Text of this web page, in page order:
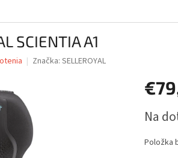
SCIENTIA A1
Značka: SELLEROYAL
cena:
Na
Položka